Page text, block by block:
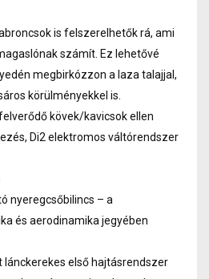
is felszerelhetők rá, ami
számít. Ez lehetővé
megbirkózzon a laza talajjal,
körülményekkel is.
kövek/kavicsok ellen
Di2 elektromos váltórendszer
nyeregcsőbilincs – a
és aerodinamika jegyében
lánckerekes első hajtásrendszer